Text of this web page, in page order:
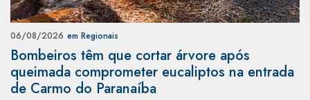
06/08/2026 em Regionais
Bombeiros têm que cortar árvore após
queimada comprometer eucaliptos na entrada
de Carmo do Paranaíba